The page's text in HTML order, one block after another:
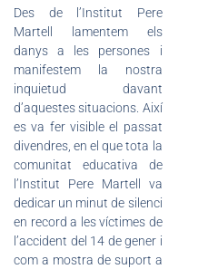
Des de l’Institut Pere
Martell lamentem els
danys a les persones i
manifestem la nostra
inquietud davant
d’aquestes situacions. Així
es va fer visible el passat
divendres, en el que tota la
comunitat educativa de
l’Institut Pere Martell va
dedicar un minut de silenci
en record a les víctimes de
l’accident del 14 de gener i
com a mostra de suport a